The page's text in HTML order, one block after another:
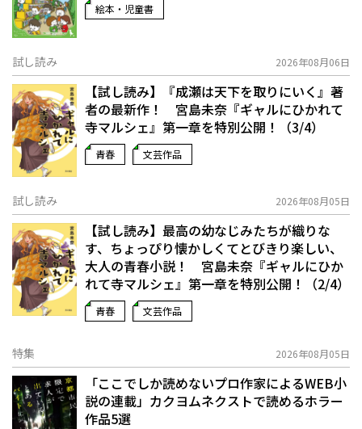
絵本・児童書
試し読み 2026年08月06日
【試し読み】『成瀬は天下を取りにいく』著
者の最新作！ 宮島未奈『ギャルにひかれて
寺マルシェ』第一章を特別公開！（3/4）
青春 文芸作品
試し読み 2026年08月05日
【試し読み】最高の幼なじみたちが織りな
す、ちょっぴり懐かしくてとびきり楽しい、
大人の青春小説！ 宮島未奈『ギャルにひか
れて寺マルシェ』第一章を特別公開！（2/4）
青春 文芸作品
特集 2026年08月05日
「ここでしか読めないプロ作家によるWEB小
説の連載」――カクヨムネクストで読めるホラー
作品5選